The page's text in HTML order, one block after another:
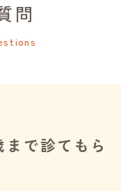
問
で診てもら